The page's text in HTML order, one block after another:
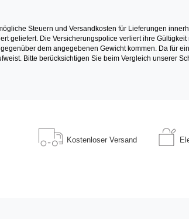
Steuern und Versandkosten für Lieferungen
geliefert. Die Versicherungspolice verliert ihre
dem angegebenen Gewicht kommen. Da für
Bitte berücksichtigen Sie beim Vergleich unserer
Kostenloser Versand